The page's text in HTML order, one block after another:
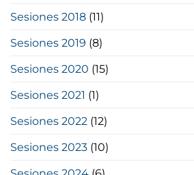
Sesiones 2018 (11)
Sesiones 2019 (8)
Sesiones 2020 (15)
Sesiones 2021 (1)
Sesiones 2022 (12)
Sesiones 2023 (10)